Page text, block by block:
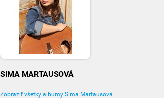
SIMA MARTAUSOVÁ
-
Zobraziť všetky albumy Sima Martausová